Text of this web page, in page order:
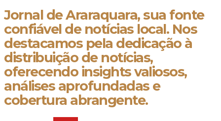
Jornal de Araraquara, sua fonte
confiável de notícias local. Nos
destacamos pela dedicação à
distribuição de notícias,
oferecendo insights valiosos,
análises aprofundadas e
cobertura abrangente.